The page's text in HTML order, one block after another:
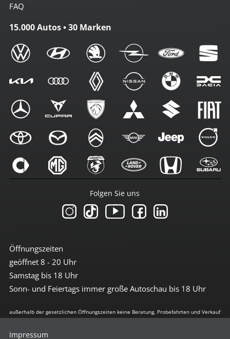
FAQ
15.000 Autos • 30 Marken
Öffnungszeiten
geöffnet 8 - 20 Uhr
Samstag bis 18 Uhr
Sonn- und Feiertags immer große Autoschau bis 18 Uhr
Folgen Sie uns
außerhalb der gesetzlichen Öffnungszeiten keine Beratung, Probefahrten und Verkauf
Impressum